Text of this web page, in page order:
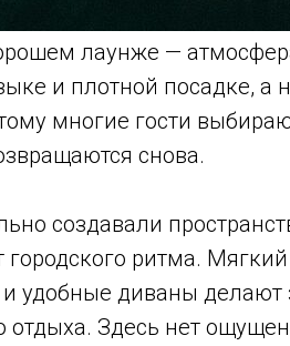
лаунже —
и плотной посадке, а
многие гости
снова.
создавали
городского ритма.
и удобные диваны
отдыха. Здесь нет